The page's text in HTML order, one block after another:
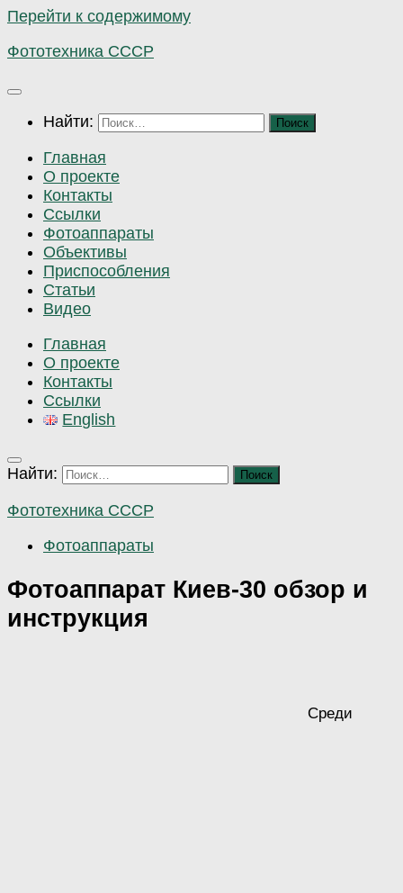
Перейти к содержимому
Фототехника СССР
Найти:
Главная
О проекте
Контакты
Ссылки
Фотоаппараты
Объективы
Приспособления
Статьи
Видео
Главная
О проекте
Контакты
Ссылки
English
Найти:
Фототехника СССР
Фотоаппараты
Фотоаппарат Киев-30 обзор и
инструкция
Среди